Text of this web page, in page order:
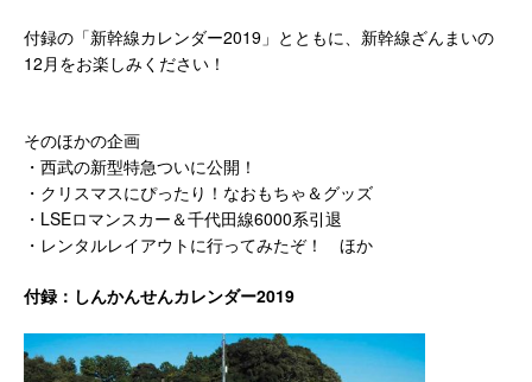
付録の「新幹線カレンダー2019」とともに、新幹線ざんまいの
12月をお楽しみください！
そのほかの企画
・西武の新型特急ついに公開！
・クリスマスにぴったり！なおもちゃ＆グッズ
・LSEロマンスカー＆千代田線6000系引退
・レンタルレイアウトに行ってみたぞ！ ほか
付録：しんかんせんカレンダー2019